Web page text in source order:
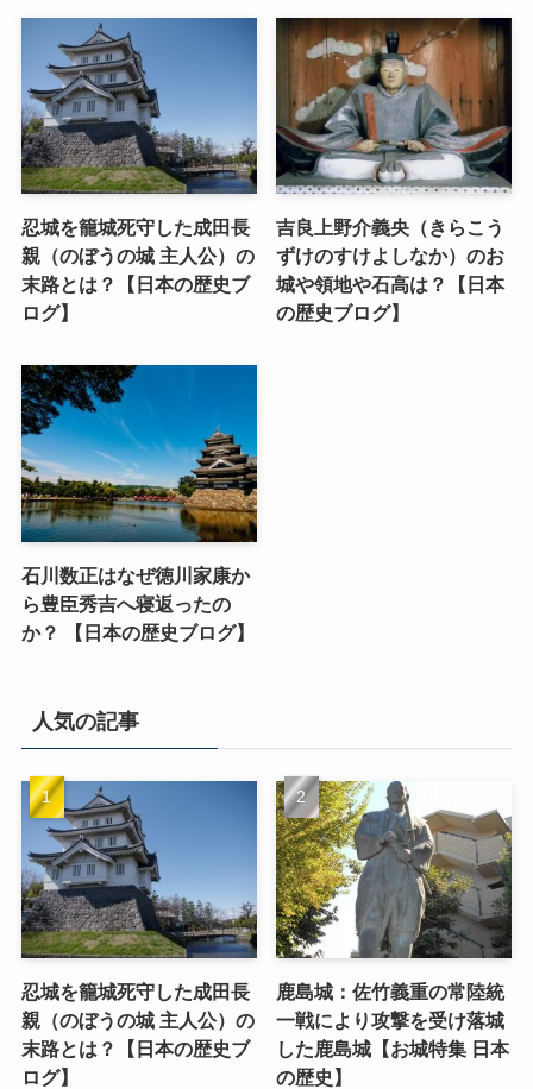
忍城を籠城死守した成田長
親（のぼうの城 主人公）の
末路とは？【日本の歴史ブ
ログ】
吉良上野介義央（きらこう
ずけのすけよしなか）のお
城や領地や石高は？【日本
の歴史ブログ】
石川数正はなぜ徳川家康か
ら豊臣秀吉へ寝返ったの
か？ 【日本の歴史ブログ】
人気の記事
忍城を籠城死守した成田長
親（のぼうの城 主人公）の
末路とは？【日本の歴史ブ
ログ】
鹿島城：佐竹義重の常陸統
一戦により攻撃を受け落城
した鹿島城【お城特集 日本
の歴史】